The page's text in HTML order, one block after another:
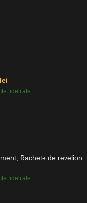
lei
fidelitate
Rachete de revelion
fidelitate